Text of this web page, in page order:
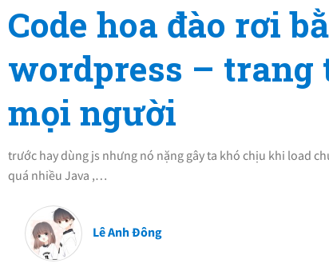
Code hoa đào rơi
wordpress – trang
mọi người
trước hay dùng js nhưng nó nặng gây ta khó chịu khi load
quá nhiều Java ,…
Lê Anh Đông